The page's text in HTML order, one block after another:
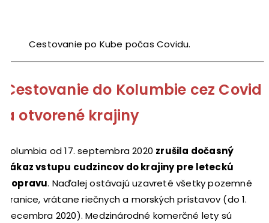
Cestovanie po Kube počas Covidu.
Cestovanie do Kolumbie cez Covid
a otvorené krajiny
Kolumbia od 17. septembra 2020 zrušila dočasný
zákaz vstupu cudzincov do krajiny pre leteckú
dopravu. Naďalej ostávajú uzavreté všetky pozemné
hranice, vrátane riečnych a morských prístavov (do 1.
decembra 2020). Medzinárodné komerčné lety sú